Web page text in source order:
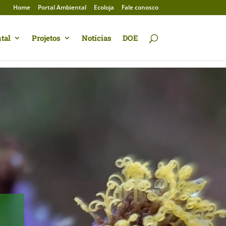
Home Portal Ambiental Ecoloja Fale conosco
Projetos Notícias DOE